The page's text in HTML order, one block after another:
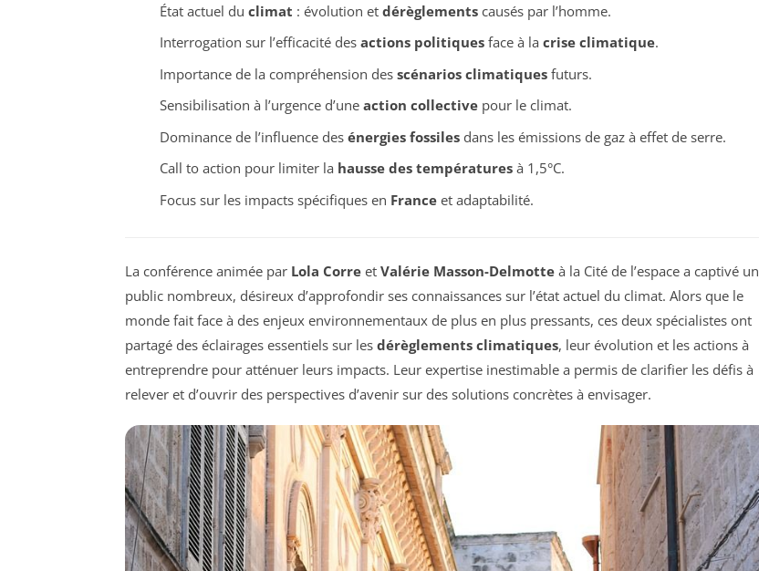
État actuel du climat : évolution et dérèglementscausés par l’homme.
Interrogation sur l’efficacité des actions politiquesface à la crise climatique.
Importance de la compréhension des scénarios climatiquesfuturs.
Sensibilisation à l’urgence d’une action collectivepour le climat.
Dominance de l’influence des énergies fossilesdans les émissions de gaz à effet de serre.
Call to action pour limiter la hausse des températuresà 1,5°C.
Focus sur les impacts spécifiques en Franceet adaptabilité.
La conférence animée par Lola Corre et Valérie Masson-Delmotte à la Cité de l’espace a captivé un
public nombreux, désireux d’approfondir ses connaissances sur l’état actuel du climat. Alors que le
monde fait face à des enjeux environnementaux de plus en plus pressants, ces deux spécialistes ont
partagé des éclairages essentiels sur les dérèglements climatiques, leur évolution et les actions à
entreprendre pour atténuer leurs impacts. Leur expertise inestimable a permis de clarifier les défis à
relever et d’ouvrir des perspectives d’avenir sur des solutions concrètes à envisager.